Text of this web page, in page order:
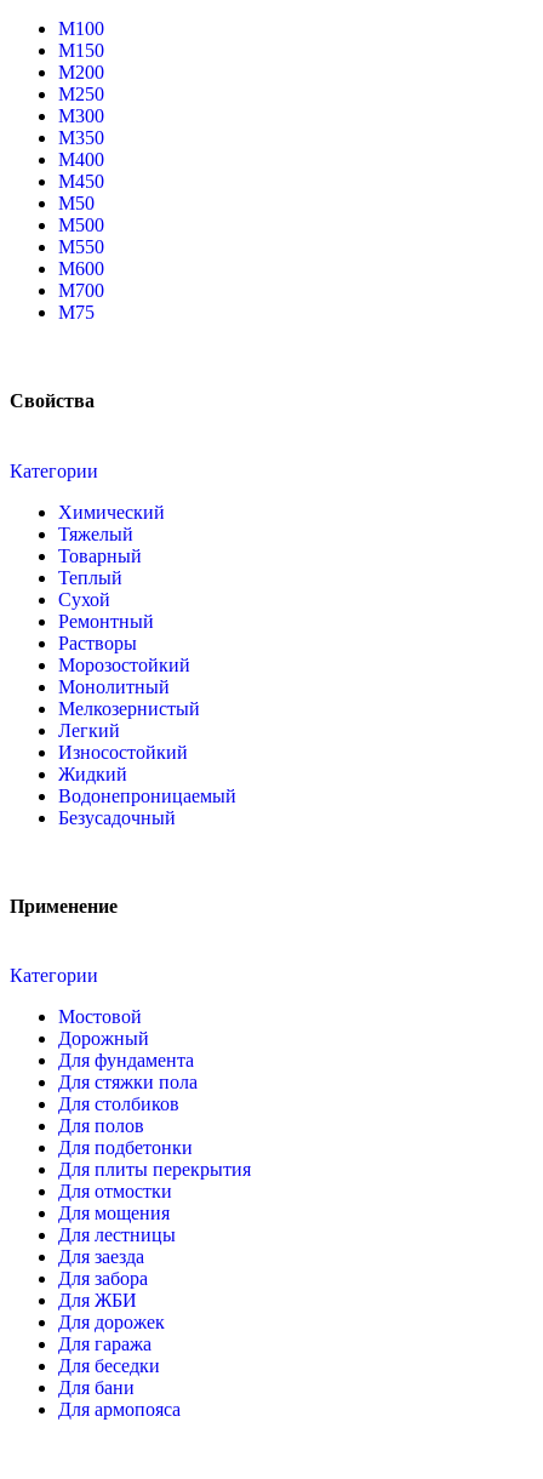
М100
М150
М200
М250
М300
М350
М400
М450
М50
М500
М550
М600
М700
М75
Свойства
Категории
Химический
Тяжелый
Товарный
Теплый
Сухой
Ремонтный
Растворы
Морозостойкий
Монолитный
Мелкозернистый
Легкий
Износостойкий
Жидкий
Водонепроницаемый
Безусадочный
Применение
Категории
Мостовой
Дорожный
Для фундамента
Для стяжки пола
Для столбиков
Для полов
Для подбетонки
Для плиты перекрытия
Для отмостки
Для мощения
Для лестницы
Для заезда
Для забора
Для ЖБИ
Для дорожек
Для гаража
Для беседки
Для бани
Для армопояса